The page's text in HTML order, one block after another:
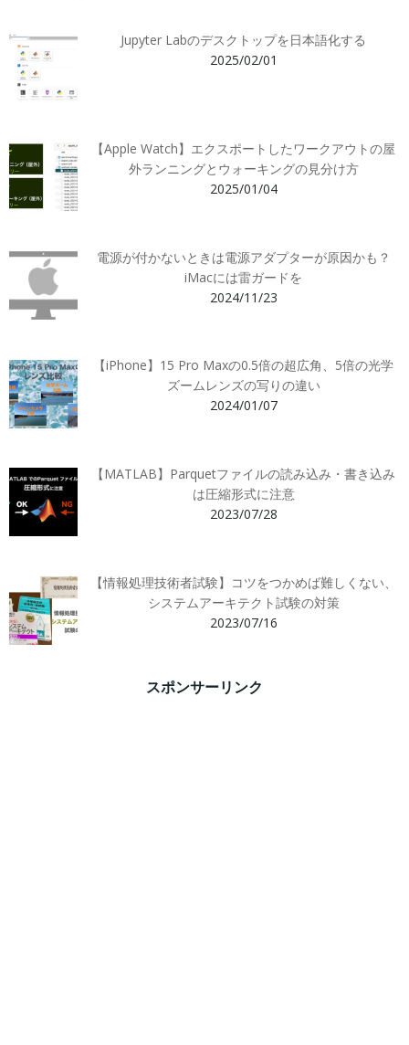
Jupyter Labのデスクトップを日本語化する
2025/02/01
【Apple Watch】エクスポートしたワークアウトの屋
外ランニングとウォーキングの見分け方
2025/01/04
電源が付かないときは電源アダプターが原因かも？
iMacには雷ガードを
2024/11/23
【iPhone】15 Pro Maxの0.5倍の超広角、5倍の光学
ズームレンズの写りの違い
2024/01/07
【MATLAB】Parquetファイルの読み込み・書き込み
は圧縮形式に注意
2023/07/28
【情報処理技術者試験】コツをつかめば難しくない、
システムアーキテクト試験の対策
2023/07/16
スポンサーリンク